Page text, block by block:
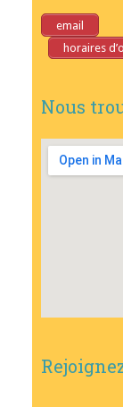
email
horaires
Nous